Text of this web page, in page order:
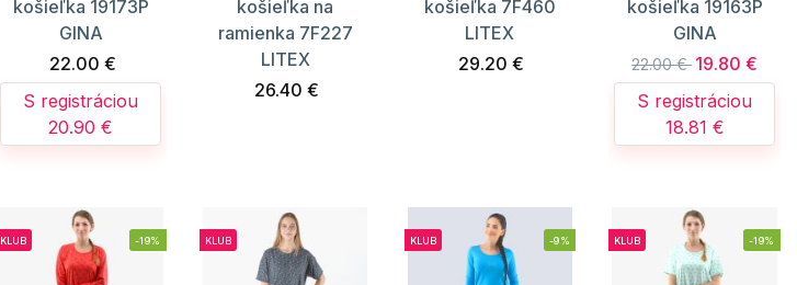
košieľka 19173P
GINA
22.00 €
S registráciou
20.90 €
košieľka na
ramienka 7F227
LITEX
26.40 €
košieľka 7F460
LITEX
29.20 €
košieľka 19163P
GINA
22.00 € 19.80 €
S registráciou
18.81 €
KLUB -19% KLUB KLUB -9% KLUB -19%